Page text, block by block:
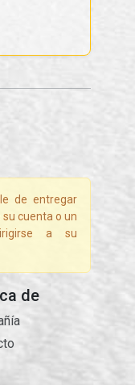
de entregar
cuenta o un
a su
de